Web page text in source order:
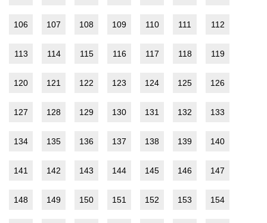
106 107 108 109 110 111 112
113 114 115 116 117 118 119
120 121 122 123 124 125 126
127 128 129 130 131 132 133
134 135 136 137 138 139 140
141 142 143 144 145 146 147
148 149 150 151 152 153 154